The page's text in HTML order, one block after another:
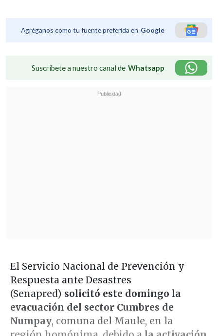
Agréganos como tu fuente preferida en Google
Suscríbete a nuestro canal de Whatsapp
El Servicio Nacional de Prevención y
Respuesta ante Desastres
(Senapred) solicitó este domingo la
evacuación del sector Cumbres de
Numpay, comuna del Maule, en la